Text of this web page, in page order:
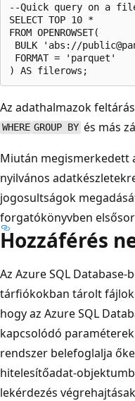
--Quick query on a
SELECT TOP 10 *
FROM OPENROWSET(
BULK 'abs://
FORMAT = 'parquet'
Az adathalmazok
WHERE GROUP BY és más
Miután megismerkedett
nyilvános
jogosultságok
forgatókönyvben
Hozzáférés
Az Azure SQL
tárfiókokban tárolt fájlok
hogy az Azure SQL
kapcsolódó
rendszer belefoglalja
hitelesítőadat-
lekérdezés